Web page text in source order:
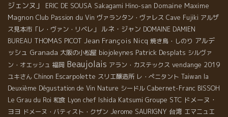
ジェンヌ」 ERIC DE SOUSA Sakagami Hino-san Domaine Maxime
Magnon Club Passion du Vin ヴァランタン・ヴァレス Cave Fujiki アルザ
ス見本市「レ・ヴァン・リベレ」 ルネ・ジャン DOMAINE DAMIEN
BUREAU THOMAS PICOT Jean François Nicq 焼き鳥・しのり アルデ
ッシュ Granada 大阪の小松屋 biojoleynes Patrick Desplats シルヴァ
ン・オエッシュ 福岡 Beaujolais アラン・カステックス vendange 2019
ユキさん Chinon Escarpolette スリエ醸造所 レ・ぺニタント Taiwan la
Deuxième Dégustation de Vin Nature シードル Cabernet-Franc BISSOH
Le Grau du Roi 和食 Lyon chef Ishida Katsumi Groupe STC ドメーヌ・
ヨヨ ドメーヌ・バティスト・クザン Jerome SAURIGNY 台湾 エマニュエ